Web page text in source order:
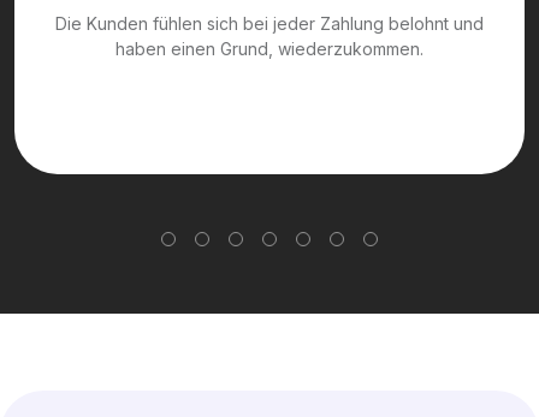
Die Kunden fühlen sich bei jeder Zahlung belohnt und
haben einen Grund, wiederzukommen.